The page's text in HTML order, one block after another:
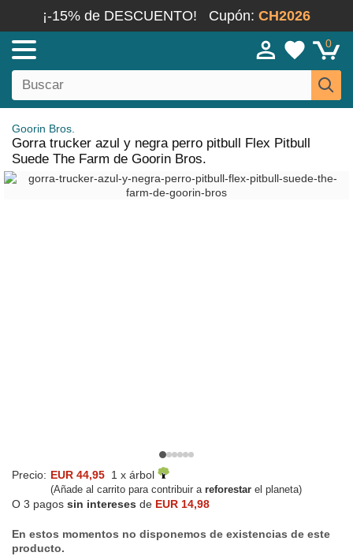
¡-15% de DESCUENTO! Cupón: CH2026
0
Goorin Bros.
Gorra trucker azul y negra perro pitbull Flex Pitbull
Suede The Farm de Goorin Bros.
Precio: EUR 44,95 1 x árbol
(Añade al carrito para contribuir a reforestar el planeta)
O 3 pagos sin intereses de EUR 14,98
En estos momentos no disponemos de existencias de este
producto.